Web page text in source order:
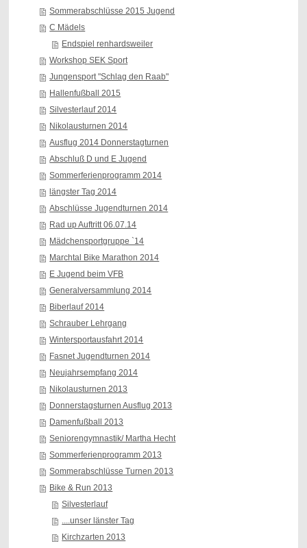
Sommerabschlüsse 2015 Jugend
C Mädels
Endspiel renhardsweiler
Workshop SEK Sport
Jungensport "Schlag den Raab"
Hallenfußball 2015
Silvesterlauf 2014
Nikolausturnen 2014
Ausflug 2014 Donnerstagturnen
Abschluß D und E Jugend
Sommerferienprogramm 2014
längster Tag 2014
Abschlüsse Jugendturnen 2014
Rad up Auftritt 06.07.14
Mädchensportgruppe `14
Marchtal Bike Marathon 2014
E Jugend beim VFB
Generalversammlung 2014
Biberlauf 2014
Schrauber Lehrgang
Wintersportausfahrt 2014
Fasnet Jugendturnen 2014
Neujahrsempfang 2014
Nikolausturnen 2013
Donnerstagsturnen Ausflug 2013
Damenfußball 2013
Seniorengymnastik/ Martha Hecht
Sommerferienprogramm 2013
Sommerabschlüsse Turnen 2013
Bike & Run 2013
Silvesterlauf
....unser länster Tag
Kirchzarten 2013